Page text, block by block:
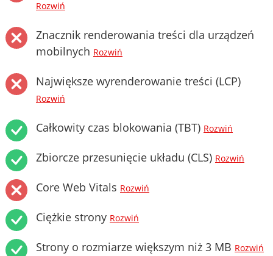
Rozwiń
Znacznik renderowania treści dla urządzeń
mobilnych Rozwiń
Największe wyrenderowanie treści (LCP)
Rozwiń
Całkowity czas blokowania (TBT) Rozwiń
Zbiorcze przesunięcie układu (CLS) Rozwiń
Core Web Vitals Rozwiń
Ciężkie strony Rozwiń
Strony o rozmiarze większym niż 3 MB Rozwiń